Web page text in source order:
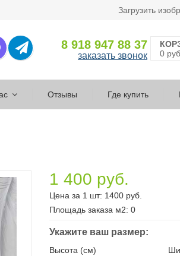
Загрузить
8 918 947 88 37
заказать звонок
0 руб.
Отзывы Где купить
1 400 руб.
Цена за 1 шт: 1400 руб.
Площадь заказа м2: 0
Укажите ваш размер:
Высота (см)